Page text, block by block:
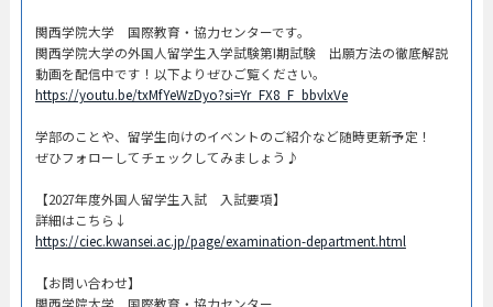
関西学院大学 国際教育・協力センターです。
関西学院大学の外国人留学生入学試験第I期試験 出願方法の徹底解説
動画を配信中です！以下よりぜひご覧ください。
https://youtu.be/txMfYeWzDyo?si=Yr_FX8_F_bbvlxVe
学部のことや、留学生向けのイベントのご紹介など随時更新予定！
ぜひフォローしてチェックしてみましょう♪
【2027年度外国人留学生入試 入試要項】
詳細はこちら↓
https://ciec.kwansei.ac.jp/page/examination-department.html
【お問い合わせ】
関西学院大学 国際教育・協力センター